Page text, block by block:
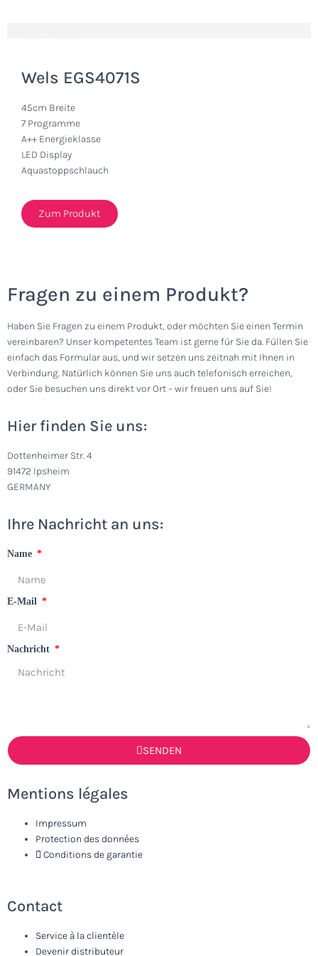
Wels EGS4071S
45cm Breite
7 Programme
A++ Energieklasse
LED Display
Aquastoppschlauch
Zum Produkt
Fragen zu einem Produkt?
Haben Sie Fragen zu einem Produkt, oder möchten Sie einen Termin
vereinbaren? Unser kompetentes Team ist gerne für Sie da. Füllen Sie
einfach das Formular aus, und wir setzen uns zeitnah mit Ihnen in
Verbindung. Natürlich können Sie uns auch telefonisch erreichen,
oder Sie besuchen uns direkt vor Ort – wir freuen uns auf Sie!
Hier finden Sie uns:
Dottenheimer Str. 4
91472 Ipsheim
GERMANY
Ihre Nachricht an uns:
Name
E-Mail
Nachricht
SENDEN
Mentions légales
Impressum
Protection des données
Conditions de garantie
Contact
Service à la clientèle
Devenir distributeur